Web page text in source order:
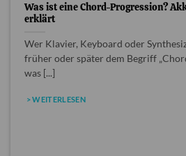
Was ist eine Chord-Progression?
erklärt
Wer Klavier, Keyboard oder
früher oder später dem Begriff
was [...]
> WEITERLESEN